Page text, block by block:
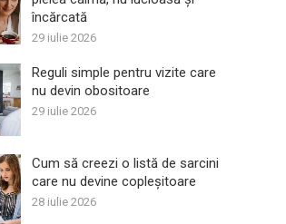
încărcată
29 iulie 2026
Reguli simple pentru vizite care
nu devin obositoare
29 iulie 2026
Cum să creezi o listă de sarcini
care nu devine copleșitoare
28 iulie 2026